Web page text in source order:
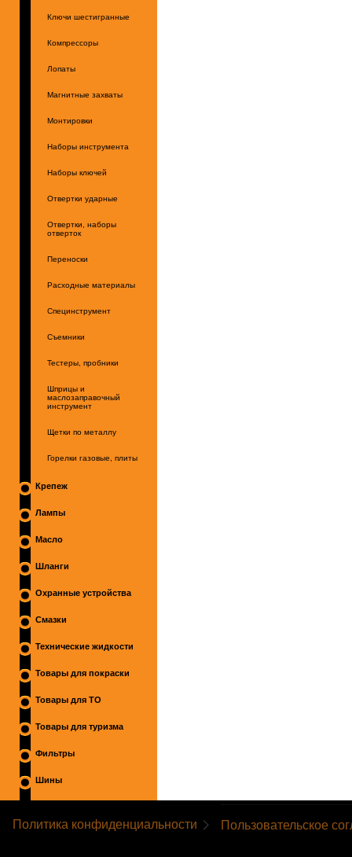
Ключи шестигранные
Компрессоры
Лопаты
Магнитные захваты
Монтировки
Наборы инструмента
Наборы ключей
Отвертки ударные
Отвертки, наборы
отверток
Переноски
Расходные материалы
Специнструмент
Съемники
Тестеры, пробники
Шприцы и
маслозаправочный
инструмент
Щетки по металлу
Горелки газовые, плиты
Крепеж
Лампы
Масло
Шланги
Охранные устройства
Смазки
Технические жидкости
Товары для покраски
Товары для ТО
Товары для туризма
Фильтры
Шины
Политика конфиденциальности Пользовательское